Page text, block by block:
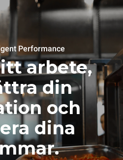
Performance
arbete,
din
och
dina